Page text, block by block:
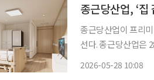
종근당산업, ‘집
종근당산업이 프리
선다. 종근당산업은
2026-05-28 10:08